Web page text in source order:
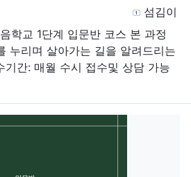
등록자
섬김이
학교 1단계 입문반 코스 본 과정
누리며 살아가는 길을 알려드리는
기간: 매월 수시 접수및 상담 가능